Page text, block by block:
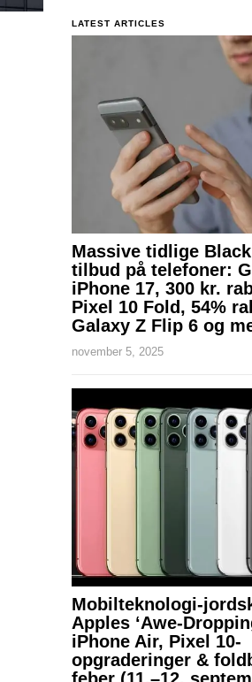
LATEST ARTICLES
Massive tidlige
tilbud på telefoner:
iPhone 17, 300 kr.
Pixel 10 Fold, 54%
Galaxy Z Flip 6 og
november 5, 2025
Mobilteknologi-
Apples ‘Awe-
iPhone Air, Pixel 10-
opgraderinger &
feber (11.–12.